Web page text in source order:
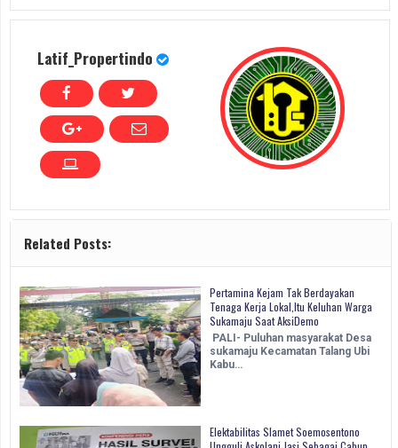
Latif_Propertindo
Related Posts:
Pertamina Kejam Tak Berdayakan
Tenaga Kerja Lokal,Itu Keluhan Warga
Sukamaju Saat AksiDemo
PALI- Puluhan masyarakat Desa
sukamaju Kecamatan Talang Ubi
Kabu…
Elektabilitas Slamet Soemosentono